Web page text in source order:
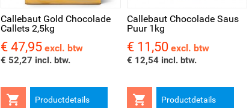
Callebaut Gold Chocolade
Callets 2,5kg
Prijs
€ 47,95 excl. btw
€ 52,27 incl. btw.
 Productdetails
Callebaut Chocolade Saus
Puur 1kg
Prijs
€ 11,50 excl. btw
€ 12,54 incl. btw.
 Productdetails